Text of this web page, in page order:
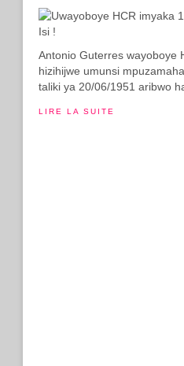
Antonio Guterres wayoboye
hizihijwe umunsi
taliki ya 20/06/1951 aribwo
LIRE LA SUITE